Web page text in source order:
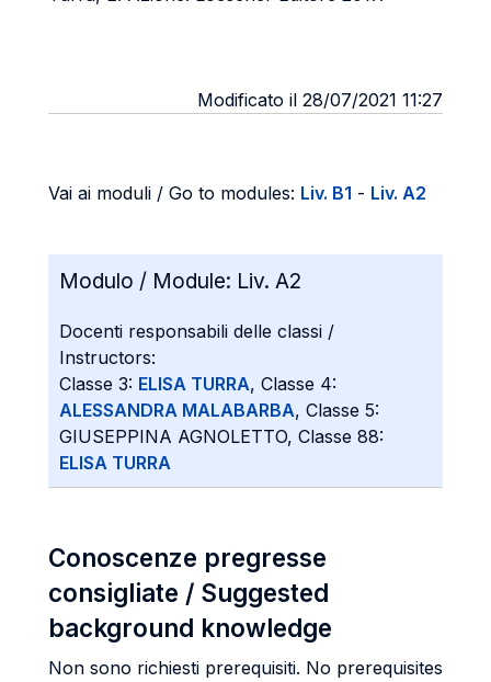
Modificato il 28/07/2021 11:27
Vai ai moduli / Go to modules: Liv. B1 - Liv. A2
Modulo / Module: Liv. A2
Docenti responsabili delle classi /
Instructors:
Classe 3: ELISA TURRA, Classe 4:
ALESSANDRA MALABARBA, Classe 5:
GIUSEPPINA AGNOLETTO, Classe 88:
ELISA TURRA
Conoscenze pregresse
consigliate / Suggested
background knowledge
Non sono richiesti prerequisiti. No prerequisites